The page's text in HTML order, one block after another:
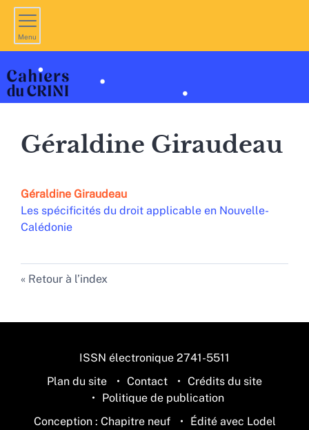
Menu
Géraldine Giraudeau
Géraldine Giraudeau
Les spécificités du droit applicable en Nouvelle-
Calédonie
Retour à l’index
ISSN électronique 2741-5511
Plan du site
Contact
Crédits du site
Politique de publication
Conception : Chapitre neuf
Édité avec Lodel